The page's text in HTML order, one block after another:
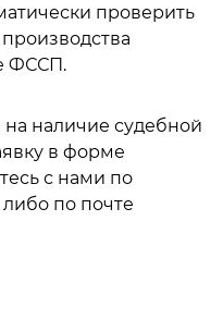
проверить
ФССП.
наличие судебной
в форме
с нами по
либо по почте